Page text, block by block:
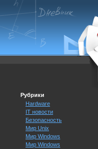
Рубрики
Hardware
IT новости
Безопасность
Мир Unix
Мир Windows
Мир Windows